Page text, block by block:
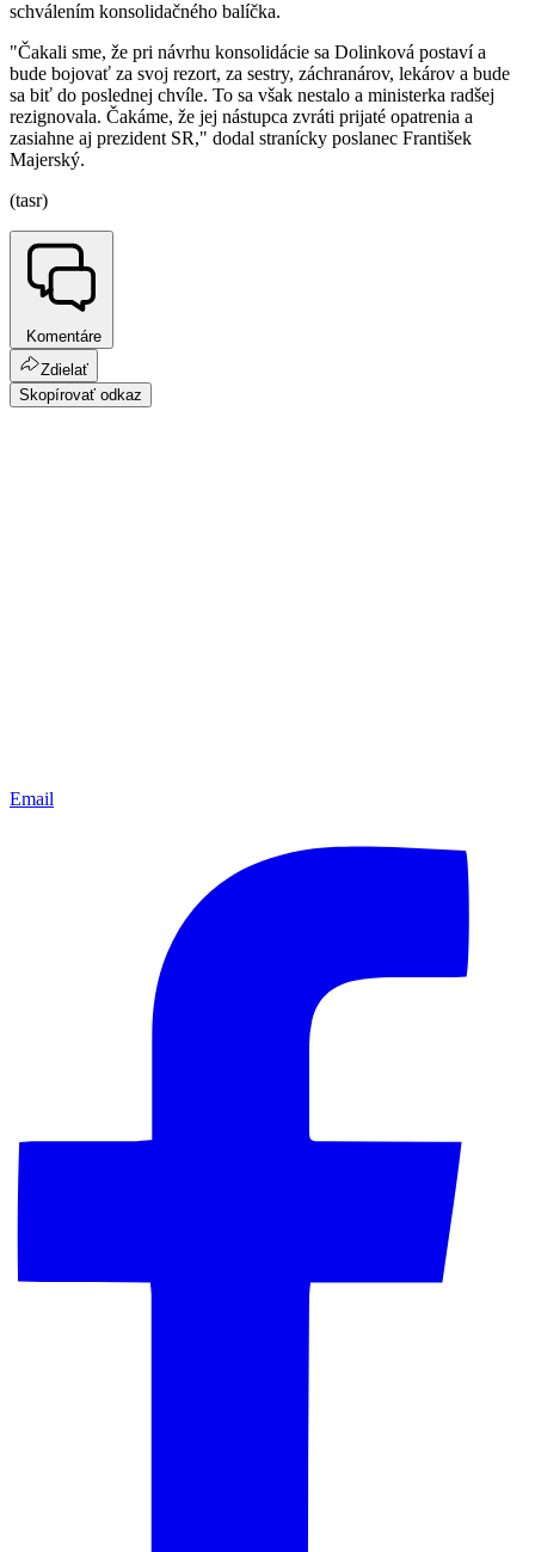
schválením konsolidačného balíčka.
"Čakali sme, že pri návrhu konsolidácie sa Dolinková postaví a
bude bojovať za svoj rezort, za sestry, záchranárov, lekárov a bude
sa biť do poslednej chvíle. To sa však nestalo a ministerka radšej
rezignovala. Čakáme, že jej nástupca zvráti prijaté opatrenia a
zasiahne aj prezident SR," dodal stranícky poslanec František
Majerský.
(tasr)
Komentáre
Zdielať
Skopírovať odkaz
Email